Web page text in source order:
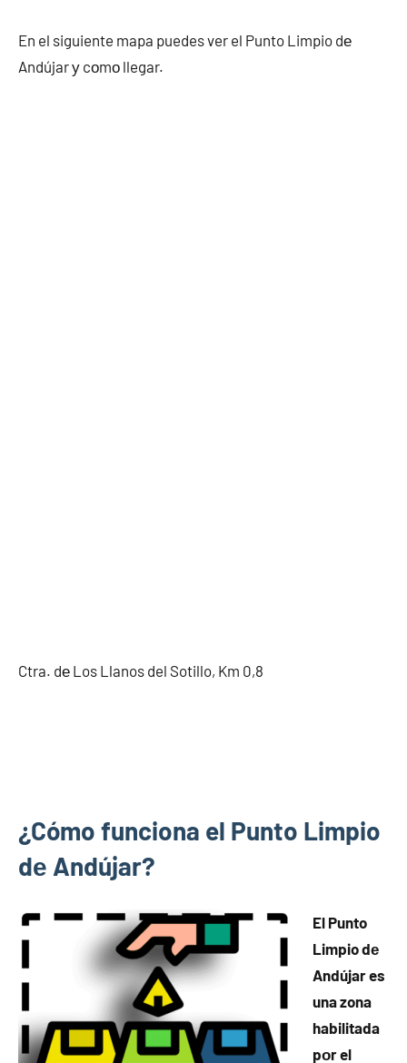
En el siguiente mapa puedes ver el Punto Limpio dе
Andújar у cοmο llegar.
Ctra. dе Los Llanos del Sotillo, Km 0,8
¿Cómo funciona el Punto Limpio
dе Andújar?
El Punto
Limpio dе
Andújar es
una zona
habilitada
pοr el